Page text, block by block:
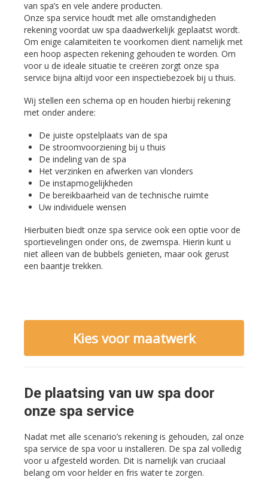
van spa’s en vele andere producten.
Onze spa service houdt met alle omstandigheden
rekening voordat uw spa daadwerkelijk geplaatst wordt.
Om enige calamiteiten te voorkomen dient namelijk met
een hoop aspecten rekening gehouden te worden. Om
voor u de ideale situatie te creëren zorgt onze spa
service bijna altijd voor een inspectiebezoek bij u thuis.
Wij stellen een schema op en houden hierbij rekening
met onder andere:
De juiste opstelplaats van de spa
De stroomvoorziening bij u thuis
De indeling van de spa
Het verzinken en afwerken van vlonders
De instapmogelijkheden
De bereikbaarheid van de technische ruimte
Uw individuele wensen
Hierbuiten biedt onze spa service ook een optie voor de
sportievelingen onder ons, de zwemspa. Hierin kunt u
niet alleen van de bubbels genieten, maar ook gerust
een baantje trekken.
Kies voor maatwerk
De plaatsing van uw spa door
onze spa service
Nadat met alle scenario’s rekening is gehouden, zal onze
spa service de spa voor u installeren. De spa zal volledig
voor u afgesteld worden. Dit is namelijk van cruciaal
belang om voor helder en fris water te zorgen.